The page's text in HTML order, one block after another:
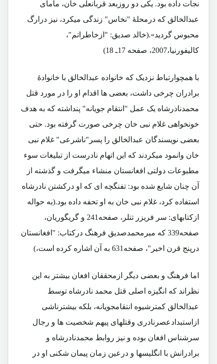
نجات داده بود. یکی دو روزبعد قربانعلی خان، مامای
عبدالخالق که درمحلۀ "نخاس" زندگی میکرد، نیز درارگ
محبوس گردید».(خالد صدیق: "ازخاطراتم"،
کالیفورنیا،2007، صفحه 17ـ 18)
با همچوارتباط نزدیک که خانواده عبدالخالق با خانوادۀ
برادران چرخی داشت، بعضی ها اقدام او را در مورد قتل
محمدنادرشاه یک عمل "انتقام جویانه" پنداشته که به هدف
خونخواهی غلام نبی خان چرخی صورت گرفته بود. حتی
بعضی نویسندگان عبدالخالق را پسر"ناشرعی" غلام نبی
خان وانمود میکردند که این اتهام نادرست از تبلیغات سوء
مطبوعات دولتی افغانستان منشاء میگرفت و گذشته از
آن چنان شایع شده بود: تفنگچه ای که او درکشتن نادرشاه
استفاده کرد، غلام نبی خان به او تحفه داده بود.(به حواله
ازکتابهای: سر فریزر تتلر، صفحه241 و گریگوریان،
صفحه339 که میرمحمدصدیق فرهنگ درکتاب: "افغانستان
درپنج قرن اخیر"، صفحه631 به آن اشاره کرده است،)
اما فرهنگ و بعضی دیگر ازمحققان افغان بیشتر به این
نظراند که انگیزه اصلی قتل محمد نادرشاه توسط
عبدالخالق کمترشیوه انتقامجویانه، بلکه بیشترناشی
ازاستبدادعصرنادری وقتلهای پیهم شخصیت ها و رجال
سرشناس افغان بوده و نیز روابط محمدنادرشاه و
برادرانش با انگلیسها و درعین زمان پیمان شکنی او در